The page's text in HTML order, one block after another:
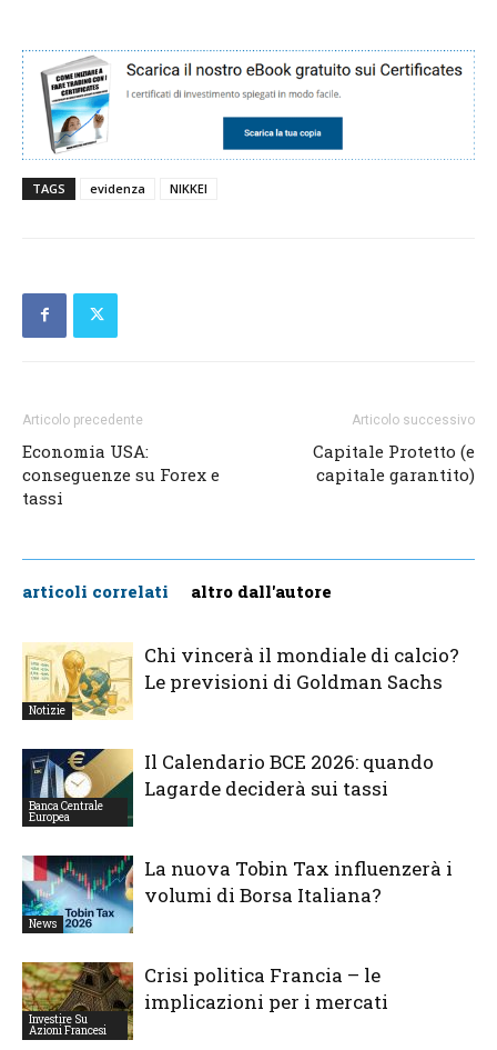
TAGS evidenza NIKKEI
Articolo precedente
Economia USA:
conseguenze su Forex e
tassi
Articolo successivo
Capitale Protetto (e
capitale garantito)
articoli correlati altro dall'autore
Notizie
Chi vincerà il mondiale di calcio?
Le previsioni di Goldman Sachs
Banca Centrale
Europea
Il Calendario BCE 2026: quando
Lagarde deciderà sui tassi
News
La nuova Tobin Tax influenzerà i
volumi di Borsa Italiana?
Investire Su
Azioni Francesi
Crisi politica Francia – le
implicazioni per i mercati